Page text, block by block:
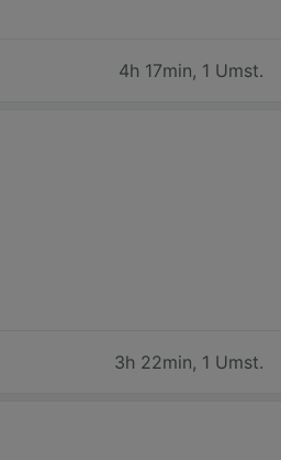
4h 17min, 1 Umst.
3h 22min, 1 Umst.